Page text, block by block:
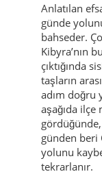
Anlatılan
günde
bahseder.
Kibyra’nın
çıktığında
taşların
adım doğru
aşağıda
günden beri
yolunu
tekrarlanır.